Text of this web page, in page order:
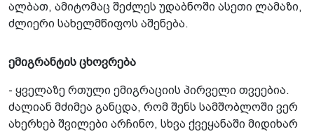
ალბათ, ამიტომაც შეძლეს უდაბნოში ასეთი ლამაზი,
ძლიერი სახელმწიფოს აშენება.
ემიგრანტის ცხოვრება
- ყველაზე რთული ემიგრაციის პირველი თვეებია.
ძალიან მძიმეა განცდა, რომ შენს სამშობლოში ვერ
ახერხებ შვილები არჩინო, სხვა ქვეყანაში მიდიხარ